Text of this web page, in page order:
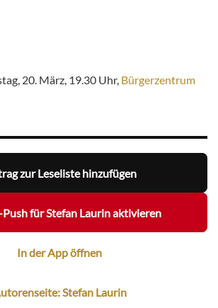
20. März, 19.30 Uhr, Bürgerzentrum
zur Leseliste hinzufügen
für Stefan Laurin aktivieren
In der App öffnen
Stefan Laurin